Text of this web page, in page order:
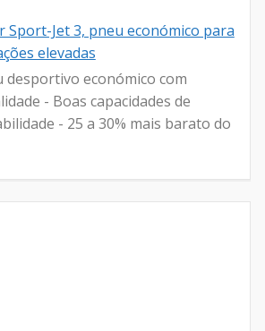
Sport-Jet 3, pneu económico para
elevadas
desportivo económico com
- Boas capacidades de
- 25 a 30% mais barato do